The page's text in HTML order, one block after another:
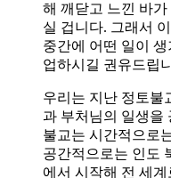
해 깨닫고 느낀 바가
실 겁니다. 그래서
중간에 어떤 일이
업하시길 권유드립
우리는 지난 정토불
과 부처님의 일생을
불교는 시간적으로
공간적으로는 인도
에서 시작해 전 세